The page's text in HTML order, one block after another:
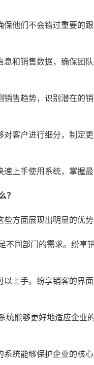
他们不会错过重要的
和销售数据，确保团
售趋势，识别潜在的
客户进行细分，制定
上手使用系统，掌握
？
方面展现出明显的优势
不同部门的需求。纷享
上手。纷享销客的界
统能够更好地适应企业
统能够保护企业的核